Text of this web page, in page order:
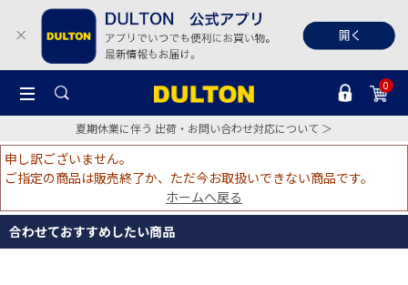
0
夏期休業に伴う 出荷・お問い合わせ対応について ＞
申し訳ございません。
ご指定の商品は販売終了か、ただ今お取扱いできない商品です。
ホームへ戻る
合わせておすすめしたい商品